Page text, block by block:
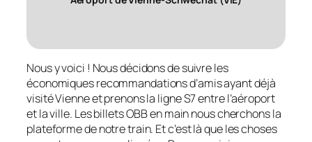
Nous y voici ! Nous décidons de suivre les
économiques recommandations d’amis ayant déjà
visité Vienne et prenons la ligne S7 entre l’aéroport
et la ville. Les billets OBB en main nous cherchons la
plateforme de notre train. Et c’est là que les choses